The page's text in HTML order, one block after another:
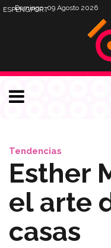
Domingo, 09 Agosto 2026
ESPENGPORT
Tendencias
Esther
el arte
casas